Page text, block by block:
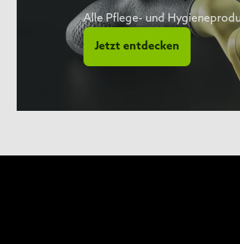
Alle Pflege- und
Jetzt entdecken